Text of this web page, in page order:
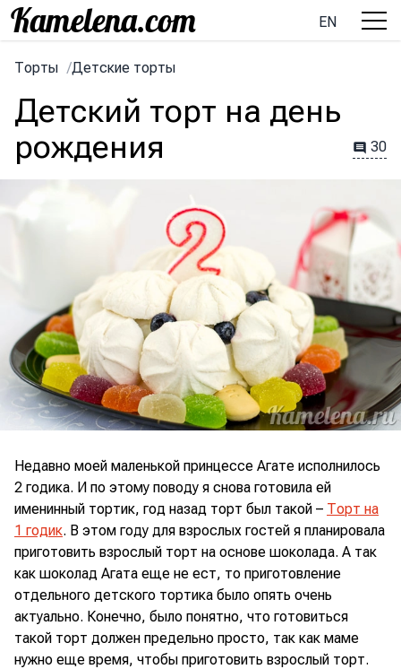
EN
Торты /Детские торты
Детский торт на день
рождения
30
Недавно моей маленькой принцессе Агате исполнилось
2 годика. И по этому поводу я снова готовила ей
именинный тортик, год назад торт был такой – Торт на
1 годик. В этом году для взрослых гостей я планировала
приготовить взрослый торт на основе шоколада. А так
как шоколад Агата еще не ест, то приготовление
отдельного детского тортика было опять очень
актуально. Конечно, было понятно, что готовиться
такой торт должен предельно просто, так как маме
нужно еще время, чтобы приготовить взрослый торт.